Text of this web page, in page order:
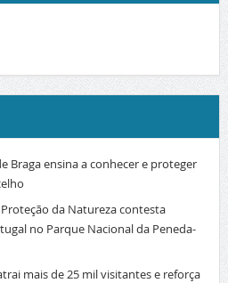
Braga ensina a conhecer e proteger
Proteção da Natureza contesta
no Parque Nacional da Peneda-
mais de 25 mil visitantes e reforça